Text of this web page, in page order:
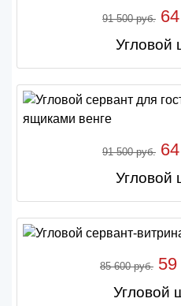
91 500 руб.
Угловой
91 500 руб.
Угловой
85 600 руб.
Угловой